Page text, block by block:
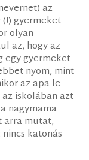
az
gyermeket
olyan
az, hogy az
egy gyermeket
nyom, mint
az apa le
iskolában azt
nagymama
arra mutat,
katonás